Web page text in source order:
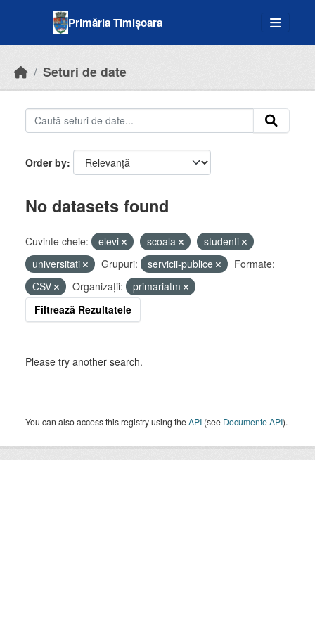
Primăria Timișoara
Seturi de date
Order by
No datasets found
Cuvinte cheie: elevi scoala
studenti
universitati
Grupuri: servicii-publice
Formate:
CSV
Organizații:
primariatm
Filtrează Rezultatele
Please try another search.
You can also access this registry using theAPI (see Documente API).